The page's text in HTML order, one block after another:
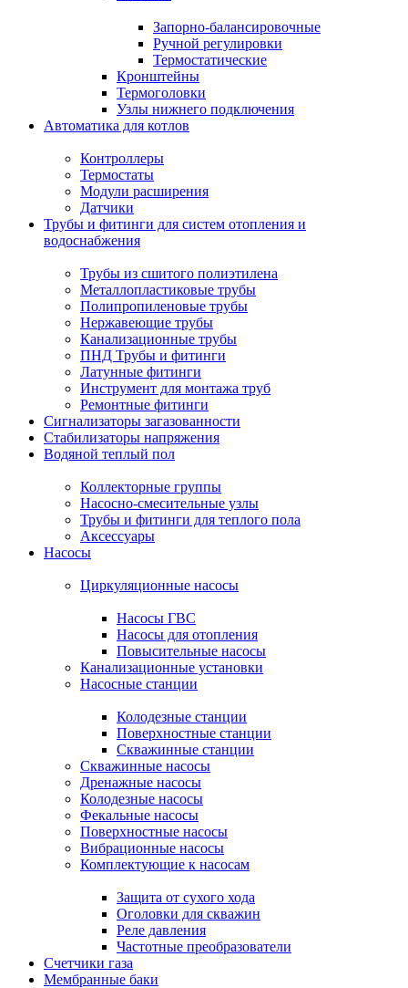
Запорно-балансировочные
Ручной регулировки
Термостатические
Кронштейны
Термоголовки
Узлы нижнего подключения
Автоматика для котлов
Контроллеры
Термостаты
Модули расширения
Датчики
Трубы и фитинги для систем отопления и
водоснабжения
Трубы из сшитого полиэтилена
Металлопластиковые трубы
Полипропиленовые трубы
Нержавеющие трубы
Канализационные трубы
ПНД Трубы и фитинги
Латунные фитинги
Инструмент для монтажа труб
Ремонтные фитинги
Сигнализаторы загазованности
Стабилизаторы напряжения
Водяной теплый пол
Коллекторные группы
Насосно-смесительные узлы
Трубы и фитинги для теплого пола
Аксессуары
Насосы
Циркуляционные насосы
Насосы ГВС
Насосы для отопления
Повысительные насосы
Канализационные установки
Насосные станции
Колодезные станции
Поверхностные станции
Скважинные станции
Скважинные насосы
Дренажные насосы
Колодезные насосы
Фекальные насосы
Поверхностные насосы
Вибрационные насосы
Комплектующие к насосам
Защита от сухого хода
Оголовки для скважин
Реле давления
Частотные преобразователи
Счетчики газа
Мембранные баки